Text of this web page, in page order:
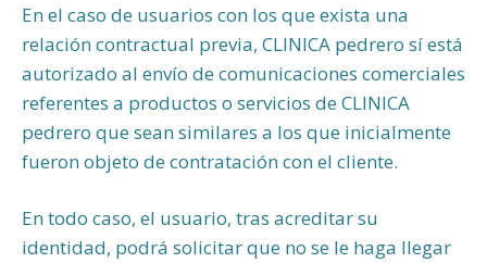
En el caso de usuarios con los que exista una
relación contractual previa, CLINICA pedrero sí está
autorizado al envío de comunicaciones comerciales
referentes a productos o servicios de CLINICA
pedrero que sean similares a los que inicialmente
fueron objeto de contratación con el cliente.
En todo caso, el usuario, tras acreditar su
identidad, podrá solicitar que no se le haga llegar